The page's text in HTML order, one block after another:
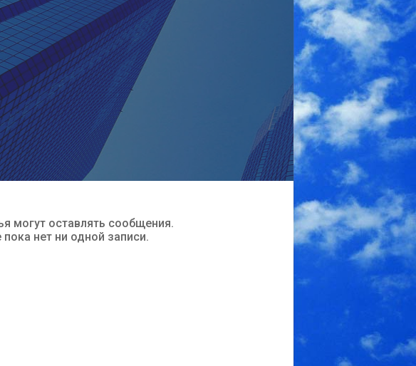
могут оставлять сообщения.
пока нет ни одной записи.